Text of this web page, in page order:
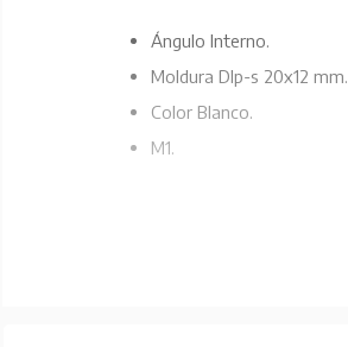
Ángulo Interno.
Moldura Dlp-s 20x12 mm.
Color Blanco.
M1.